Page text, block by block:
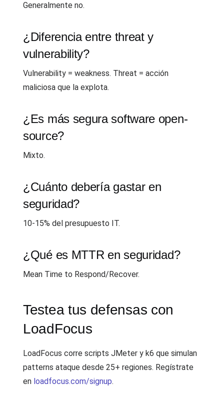
Generalmente no.
¿Diferencia entre threat y
vulnerability?
Vulnerability = weakness. Threat = acción
maliciosa que la explota.
¿Es más segura software open-
source?
Mixto.
¿Cuánto debería gastar en
seguridad?
10-15% del presupuesto IT.
¿Qué es MTTR en seguridad?
Mean Time to Respond/Recover.
Testea tus defensas con
LoadFocus
LoadFocus corre scripts JMeter y k6 que simulan
patterns ataque desde 25+ regiones. Regístrate
en loadfocus.com/signup.